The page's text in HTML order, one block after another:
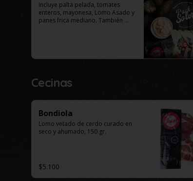
Incluye palta pelada, tomates
enteros, mayonesa, Lomo Asado y
panes frica mediano. También
Este productos solo esta
Cecinas
Bondiola
Lomo vetado de cerdo curado en
seco y ahumado, 150 gr.
$5.100